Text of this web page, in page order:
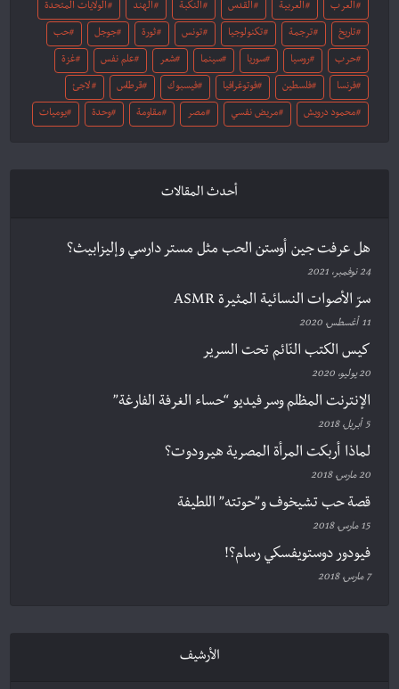
العرب العربية القدس النكبة الهند الولايات المتحدة
تاريخ ترجمة تكنولوجيا تونس ثورة جوجل حب
حرب روسيا سوريا سينما شعر علم نفس غزة
فرنسا فلسطين فوتوغرافيا فيسبوك قرطاس لاجئ
محمود درويش مريض نفسي مصر مقاومة وحدة يوميات
أحدث المقالات
هل عرفت جين أوستن الحب مثل مستر دارسي وإليزابيث؟
24 نوفمبر، 2021
سرّ الأصوات النسائية المثيرة ASMR
11 أغسطس، 2020
كيس الكتب النّائم تحت السرير
20 يوليو، 2020
الإنترنت المظلم وسر فيديو “حساء الغرفة الفارغة”
5 أبريل، 2018
لماذا أربكت المرأة المصرية هيرودوت؟
20 مارس، 2018
قصة حب تشيخوف و”حوتته” اللطيفة
15 مارس، 2018
فيودور دوستويفسكي رسام؟!
7 مارس، 2018
الأرشيف